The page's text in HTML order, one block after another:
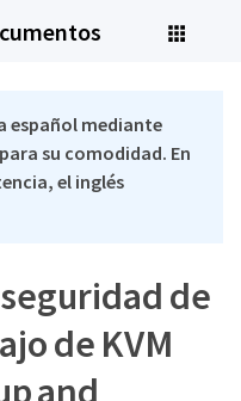
español mediante
su comodidad. En
el inglés
de
de KVM
and